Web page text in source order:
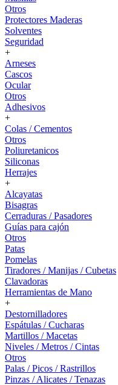
Otros
Protectores Maderas
Solventes
Seguridad
+
Arneses
Cascos
Ocular
Otros
Adhesivos
+
Colas / Cementos
Otros
Poliuretanicos
Siliconas
Herrajes
+
Alcayatas
Bisagras
Cerraduras / Pasadores
Guías para cajón
Otros
Patas
Pomelas
Tiradores / Manijas / Cubetas
Clavadoras
Herramientas de Mano
+
Destornilladores
Espátulas / Cucharas
Martillos / Macetas
Niveles / Metros / Cintas
Otros
Palas / Picos / Rastrillos
Pinzas / Alicates / Tenazas